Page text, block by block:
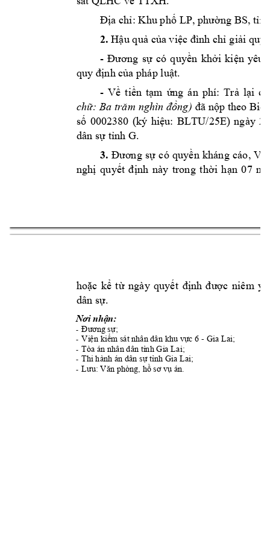
Địa chỉ: Khu phố LP, phường BS, tỉ
2. Hậu quả của việc đình chỉ giải
- Đương sự có quyền khởi kiện yêu
quy định của pháp luật.
- Về tiền tạm ứng án phí: Trả lại
chữ: Ba trăm nghìn đồng) đã nộp theo
số 0002380 (ký hiệu: BLTU/25E) ngày 22
dân sự tỉnh G.
3. Đương sự có quyền kháng cáo,
nghị quyết định này trong thời hạn 07
hoặc kể từ ngày quyết định được niêm
dân sự.
Nơi nhận:
- Đương sự;
- Viện kiểm sát nhân dân khu vực 6 - Gia Lai;
- Tòa án nhân dân tỉnh Gia Lai;
- Thi hành án dân sự tỉnh Gia Lai;
- Lưu: Văn phòng, hồ sơ vụ án.